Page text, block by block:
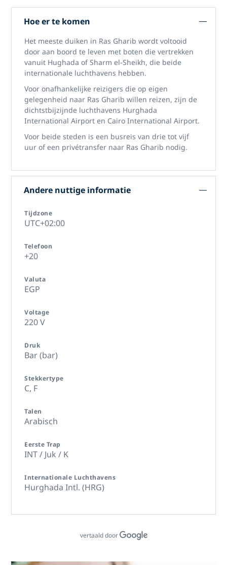
Hoe er te komen
Het meeste duiken in Ras Gharib wordt voltooid
door aan boord te leven met boten die vertrekken
vanuit Hughada of Sharm el-Sheikh, die beide
internationale luchthavens hebben.
Voor onafhankelijke reizigers die op eigen
gelegenheid naar Ras Gharib willen reizen, zijn de
dichtstbijzijnde luchthavens Hurghada
International Airport en Cairo International Airport.
Voor beide steden is een busreis van drie tot vijf
uur of een privétransfer naar Ras Gharib nodig.
Andere nuttige informatie
Tijdzone
UTC+02:00
Telefoon
+20
Valuta
EGP
Voltage
220 V
Druk
Bar (bar)
Stekkertype
C, F
Talen
Arabisch
Eerste Trap
INT / Juk / K
Internationale Luchthavens
Hurghada Intl. (HRG)
vertaald door